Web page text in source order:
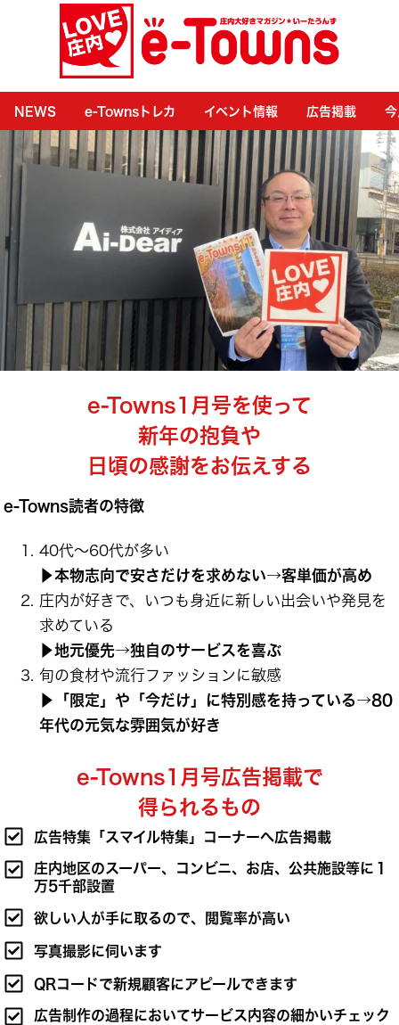
NEWS e-Townsトレカ イベント情報 広告掲載
e-Towns1月号を使って
新年の抱負や
日頃の感謝をお伝えする
e-Towns読者の特徴
40代～60代が多い
▶︎本物志向で安さだけを求めない→客単価が高め
庄内が好きで、いつも身近に新しい出会いや発見を
求めている
▶︎地元優先→独自のサービスを喜ぶ
旬の食材や流行ファッションに敏感
▶︎「限定」や「今だけ」に特別感を持っている→80
年代の元気な雰囲気が好き
e-Towns1月号広告掲載で
得られるもの
広告特集「スマイル特集」コーナーへ広告掲載
庄内地区のスーパー、コンビニ、お店、公共施設等に１
万5千部設置
欲しい人が手に取るので、閲覧率が高い
写真撮影に伺います
QRコードで新規顧客にアピールできます
広告制作の過程においてサービス内容の細かいチェック